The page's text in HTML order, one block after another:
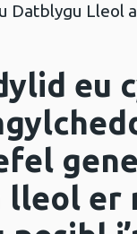
Datblygu Lleol
eu
er